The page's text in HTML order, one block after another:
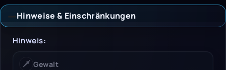
Hinweise & Einschränkungen
Hinweise &
Hinweis:
🗡️ Gewalt